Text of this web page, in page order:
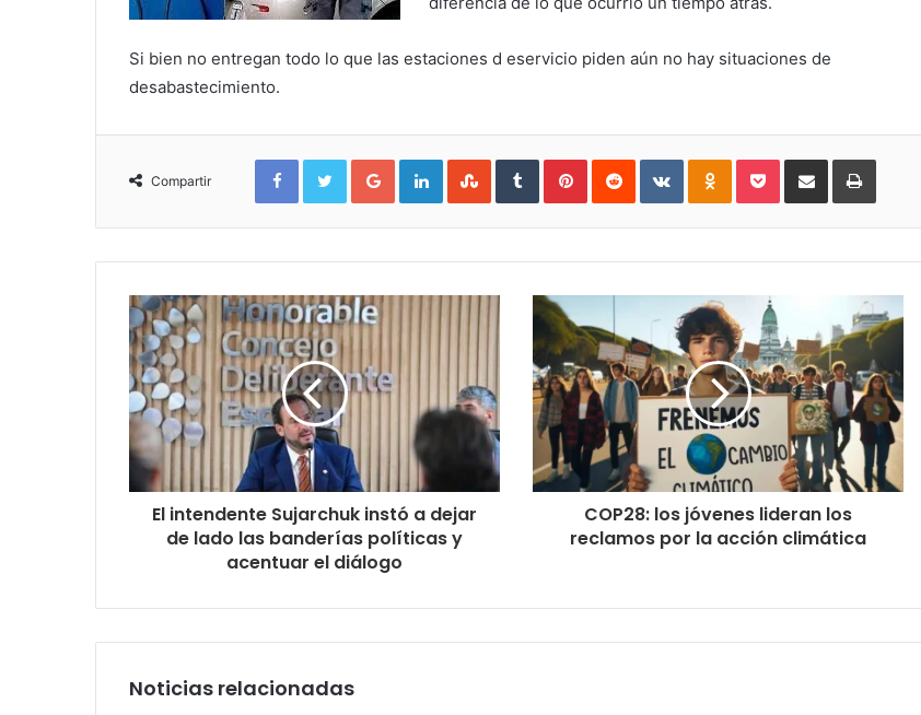
Si bien no entregan todo lo que las estaciones d eservicio piden aún no hay situaciones de
desabastecimiento.
Compartir
FacebookTwitterGoogle+LinkedInStumbleUpon
TumblrPinterestReddit VKontakteOdnoklassniki
PocketCompartir
mail
Imprimir
El intendente Sujarchuk instó a dejar
de lado las banderías políticas y
acentuar el diálogo
COP28: los jóvenes lideran los
reclamos por la acción climática
Noticias relacionadas